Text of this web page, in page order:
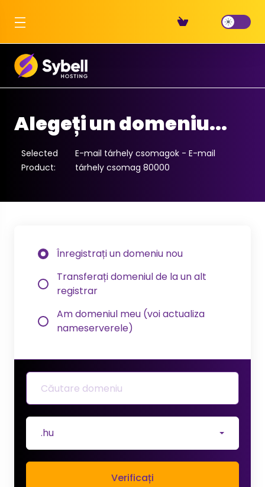
Alegeți un domeniu...
Selected
Product:
E-mail tárhely csomagok - E-mail
tárhely csomag 80000
Înregistrați un domeniu nou
Transferați domeniul de la un alt
registrar
Am domeniul meu (voi actualiza
nameserverele)
.hu
Verificați